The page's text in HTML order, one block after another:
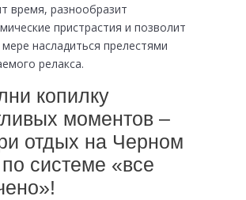
время, разнообразит
пристрастия и позволит
насладиться прелестями
релакса.
копилку
моментов –
отдых на Черном
системе «все